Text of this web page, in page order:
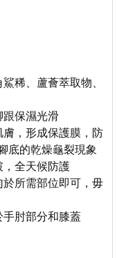
稀、蘆薈萃取物、
跟保濕光滑
，形成保護膜，防
底的乾燥龜裂現象
，全天候防護
所需部位即可，毋
肘部分和膝蓋